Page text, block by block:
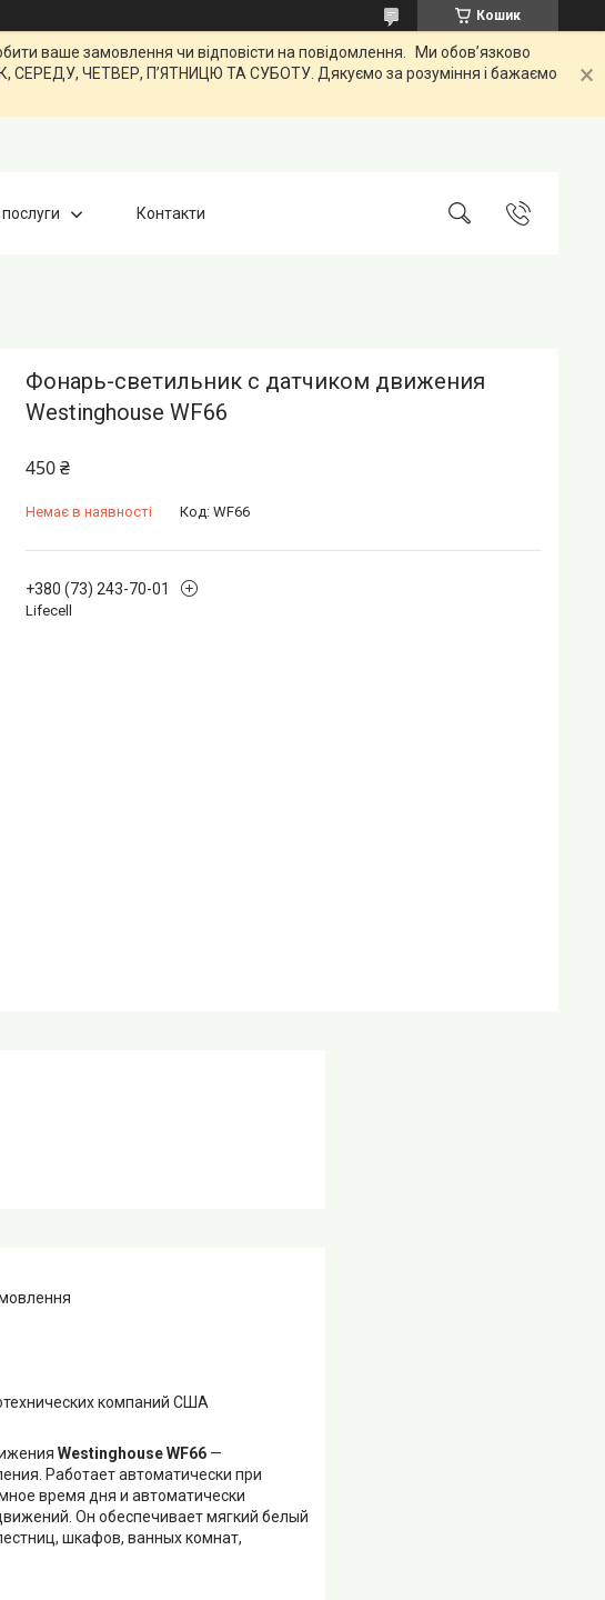
Кошик
замовлення чи відповісти на повідомлення. Ми обов’язково
СЕРЕДУ, ЧЕТВЕР, ПʼЯТНИЦЮ ТА СУБОТУ. Дякуємо за розуміння і бажаємо
Контакти
Фонарь-светильник c датчиком движения
Westinghouse WF66
450 ₴
Немає в наявності Код: WF66
+380 (73) 243-70-01
Lifecell
компаний США
Westinghouse WF66 —
Работает автоматически при
время дня и автоматически
Он обеспечивает мягкий белый
шкафов, ванных комнат,